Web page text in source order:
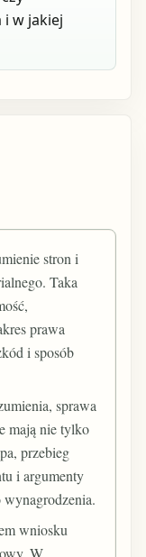
i w jakiej
stron i
Taka
prawa
i sposób
sprawa
mają nie tylko
przebieg
i argumenty
wniosku
W